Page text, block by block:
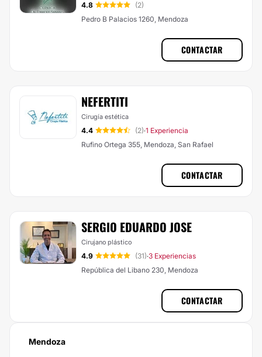
4.8
(2)
Pedro B Palacios 1260, Mendoza
CONTACTAR
NEFERTITI
Cirugía estética
4.4 (2)·1 Experiencia
Rufino Ortega 355, Mendoza, San Rafael
CONTACTAR
SERGIO EDUARDO JOSE
Cirujano plástico
4.9 (31)·3 Experiencias
República del Libano 230, Mendoza
CONTACTAR
Mendoza